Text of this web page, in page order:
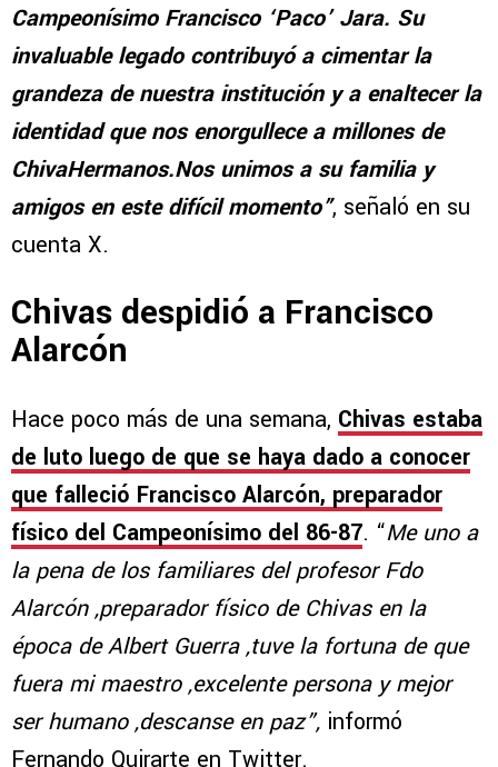
Campeonísimo Francisco ‘Paco’ Jara. Su
invaluable legado contribuyó a cimentar la
grandeza de nuestra institución y a enaltecer la
identidad que nos enorgullece a millones de
ChivaHermanos.Nos unimos a su familia y
amigos en este difícil momento”, señaló en su
cuenta X.
Chivas despidió a Francisco
Alarcón
Hace poco más de una semana, Chivas estaba
de luto luego de que se haya dado a conocer
que falleció Francisco Alarcón, preparador
físico del Campeonísimo del 86-87. “Me uno a
la pena de los familiares del profesor Fdo
Alarcón ,preparador físico de Chivas en la
época de Albert Guerra ,tuve la fortuna de que
fuera mi maestro ,excelente persona y mejor
ser humano ,descanse en paz”, informó
Fernando Quirarte en Twitter.